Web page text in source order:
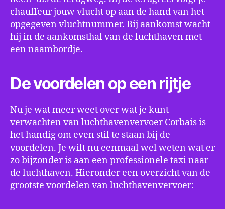
chauffeur jouw vlucht op aan de hand van het
opgegeven vluchtnummer. Bij aankomst wacht
hij in de aankomsthal van de luchthaven met
een naambordje.
De voordelen op een rijtje
Nu je wat meer weet over wat je kunt
verwachten van luchthavenvervoer Corbais is
het handig om even stil te staan bij de
voordelen. Je wilt nu eenmaal wel weten wat er
zo bijzonder is aan een professionele taxi naar
de luchthaven. Hieronder een overzicht van de
grootste voordelen van luchthavenvervoer: